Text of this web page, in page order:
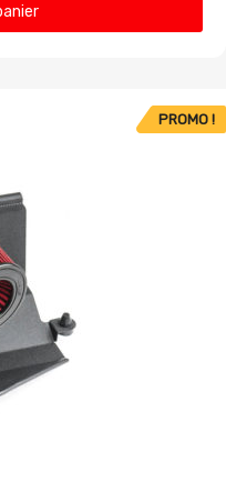
PROMO !